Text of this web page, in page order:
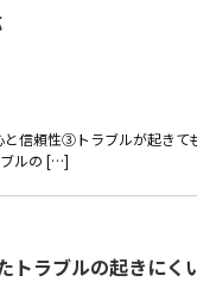
信頼性③トラブルが起き
ルの […]
トラブルの起きにく